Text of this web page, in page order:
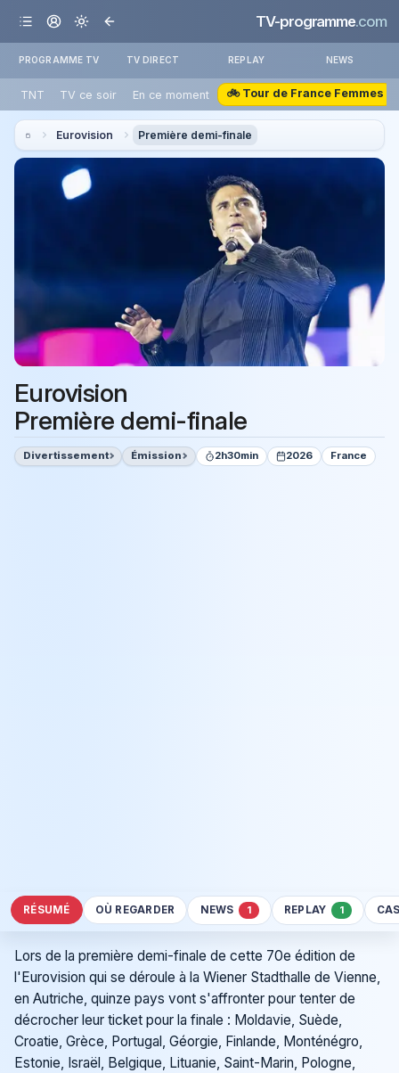
TV-programme.com
PROGRAMME TV TV DIRECT REPLAY NEWS
TNT TV ce soir En ce moment 🚲 Tour de France Femmes
Eurovision Première demi-finale
Eurovision
Première demi-finale
Divertissement Émission 2h30min 2026 France
RÉSUMÉ OÙ REGARDER NEWS 1 REPLAY 1
Lors de la première demi-finale de cette 70e édition de
l'Eurovision qui se déroule à la Wiener Stadthalle de Vienne,
en Autriche, quinze pays vont s'affronter pour tenter de
décrocher leur ticket pour la finale : Moldavie, Suède,
Croatie, Grèce, Portugal, Géorgie, Finlande, Monténégro,
Estonie, Israël, Belgique, Lituanie, Saint-Marin, Pologne,